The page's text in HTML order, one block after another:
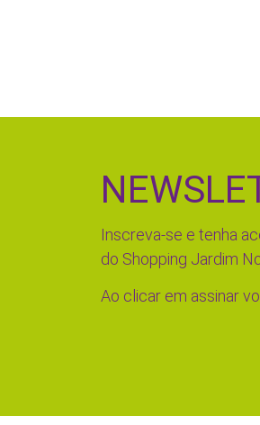
Inscreva-se e tenha
do Shopping Jardim
Ao clicar em assinar